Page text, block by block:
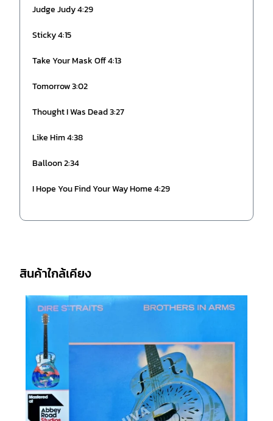
Judge Judy 4:29
Sticky 4:15
Take Your Mask Off 4:13
Tomorrow 3:02
Thought I Was Dead 3:27
Like Him 4:38
Balloon 2:34
I Hope You Find Your Way Home 4:29
สินค้าใกล้เคียง